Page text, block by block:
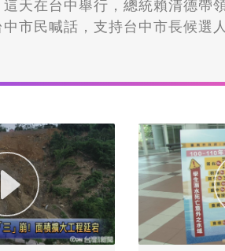
天在台中舉行，總統賴清德帶
市民喊話，支持台中市長候選
場行動中常會在台中舉行，總
／記者 楊宗桓攝民進黨台中市
統賴清德率領立法院黨團總召
在台中舉行，象徵勝利從台中
中邁向未來，包括AI數位轉型
餐補助標準等政見，接著眾人
進黨已經完成19位縣市長參選
黨已經完成19位縣市長參選人